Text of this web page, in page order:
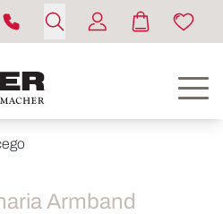
Armband